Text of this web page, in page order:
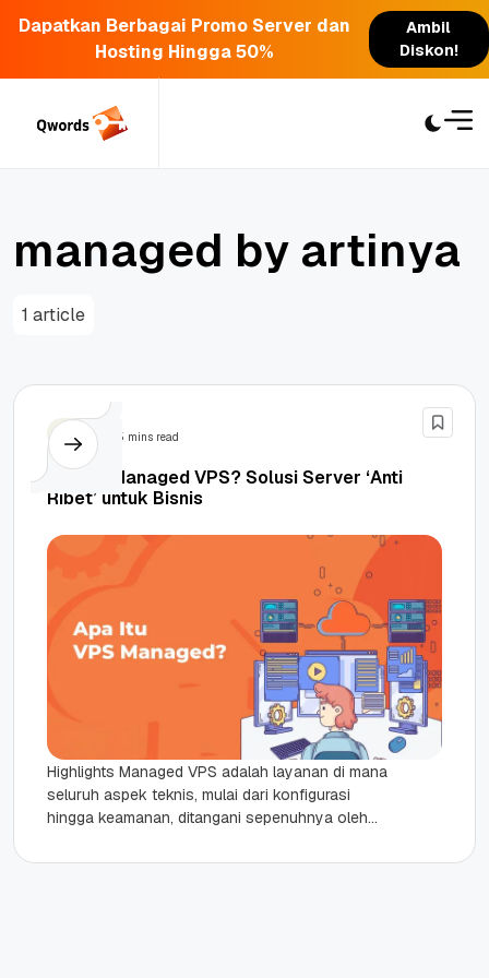
Dapatkan Berbagai Promo Server dan
Hosting Hingga 50%
Ambil
Diskon!
managed by artinya
1 article
5 mins read
Apa Itu Managed VPS? Solusi Server ‘Anti
Ribet’ untuk Bisnis
Highlights Managed VPS adalah layanan di mana
seluruh aspek teknis, mulai dari konfigurasi
hingga keamanan, ditangani sepenuhnya oleh